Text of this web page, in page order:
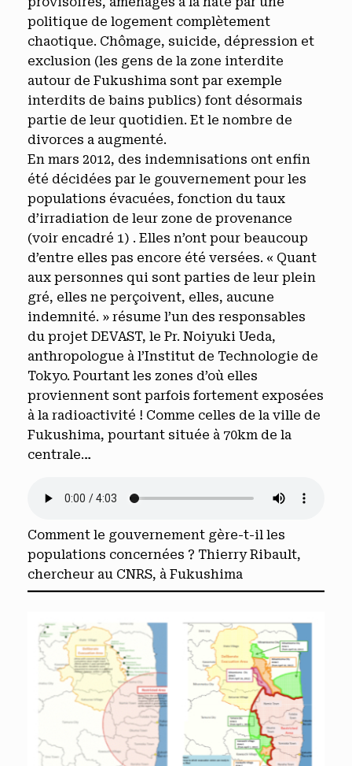
politique de logement complètement
chaotique. Chômage, suicide, dépression et
exclusion (les gens de la zone interdite
autour de Fukushima sont par exemple
interdits de bains publics) font désormais
partie de leur quotidien. Et le nombre de
divorces a augmenté.
En mars 2012, des indemnisations ont enfin
été décidées par le gouvernement pour les
populations évacuées, fonction du taux
d’irradiation de leur zone de provenance
(voir encadré 1) . Elles n’ont pour beaucoup
d’entre elles pas encore été versées. « Quant
aux personnes qui sont parties de leur plein
gré, elles ne perçoivent, elles, aucune
indemnité. » résume l’un des responsables
du projet DEVAST, le Pr. Noiyuki Ueda,
anthropologue à l’Institut de Technologie de
Tokyo. Pourtant les zones d’où elles
proviennent sont parfois fortement exposées
à la radioactivité ! Comme celles de la ville de
Fukushima, pourtant située à 70km de la
centrale…
Comment le gouvernement gère-t-il les
populations concernées ? Thierry Ribault,
chercheur au CNRS, à Fukushima